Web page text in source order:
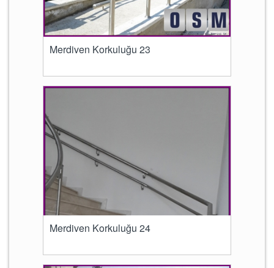
Merdiven Korkuluğu 23
Merdiven Korkuluğu 24